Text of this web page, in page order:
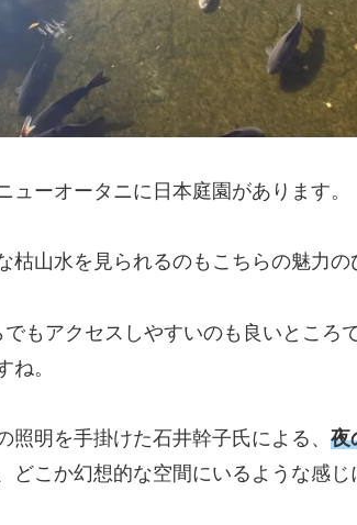
ーオータニに日本庭園があります。
山水を見られるのもこちらの魅力の
もアクセスしやすいのも良いところ
ね。
明を手掛けた石井幹子氏による、 夜
こか幻想的な空間にいるような感じ